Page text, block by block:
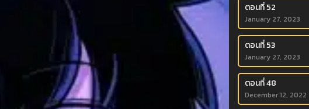
ตอนที่ 52
January 27, 2023
ตอนที่ 53
January 27, 2023
ตอนที่ 48
December 12, 2022